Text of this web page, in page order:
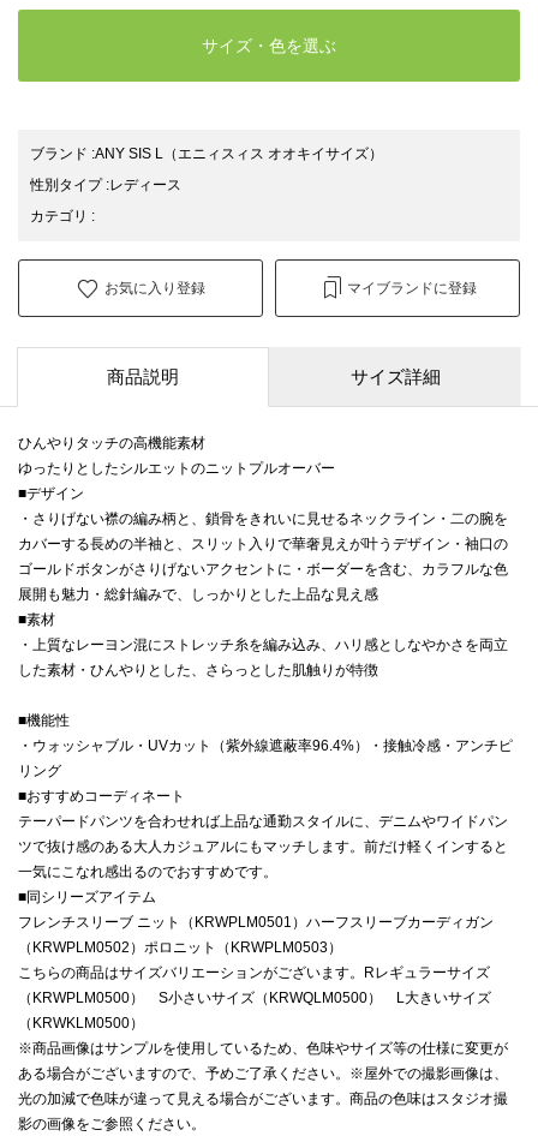
サイズ・色を選ぶ
ブランド :ANY SIS L
（エニィスィス オオキイサイズ）
性別タイプ:レディース
カテゴリ :
お気に入り登録 マイブランドに登録
商品説明 サイズ詳細
ひんやりタッチの高機能素材
ゆったりとしたシルエットのニットプルオーバー
■デザイン
・さりげない襟の編み柄と、鎖骨をきれいに見せるネックライン・二の腕を
カバーする長めの半袖と、スリット入りで華奢見えが叶うデザイン・袖口の
ゴールドボタンがさりげないアクセントに・ボーダーを含む、カラフルな色
展開も魅力・総針編みで、しっかりとした上品な見え感
■素材
・上質なレーヨン混にストレッチ糸を編み込み、ハリ感としなやかさを両立
した素材・ひんやりとした、さらっとした肌触りが特徴
■機能性
・ウォッシャブル・UVカット（紫外線遮蔽率96.4%）・接触冷感・アンチピ
リング
■おすすめコーディネート
テーパードパンツを合わせれば上品な通勤スタイルに、デニムやワイドパン
ツで抜け感のある大人カジュアルにもマッチします。前だけ軽くインすると
一気にこなれ感出るのでおすすめです。
■同シリーズアイテム
フレンチスリーブ ニット（KRWPLM0501）ハーフスリーブカーディガン
（KRWPLM0502）ポロニット（KRWPLM0503）
こちらの商品はサイズバリエーションがございます。Rレギュラーサイズ
（KRWPLM0500） S小さいサイズ（KRWQLM0500） L大きいサイズ
（KRWKLM0500）
※商品画像はサンプルを使用しているため、色味やサイズ等の仕様に変更が
ある場合がございますので、予めご了承ください。※屋外での撮影画像は、
光の加減で色味が違って見える場合がございます。商品の色味はスタジオ撮
影の画像をご参照ください。